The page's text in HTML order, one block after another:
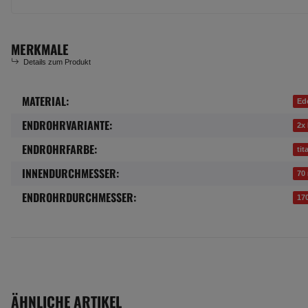
MERKMALE
Details zum Produkt
Produkteigenschaft
Wert
MATERIAL:
ENDROHRVARIANTE: 2x
ENDROHRFARBE:
INNENDURCHMESSER: 70
ENDROHRDURCHMESSER:
ÄHNLICHE ARTIKEL